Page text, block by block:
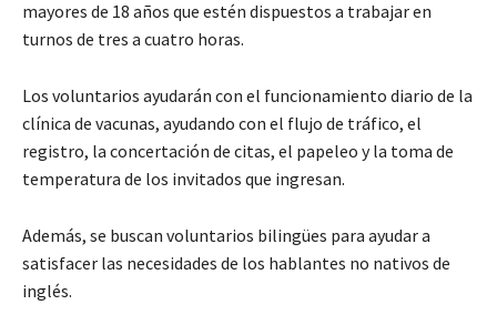
mayores de 18 años que estén dispuestos a trabajar en
turnos de tres a cuatro horas.
Los voluntarios ayudarán con el funcionamiento diario de la
clínica de vacunas, ayudando con el flujo de tráfico, el
registro, la concertación de citas, el papeleo y la toma de
temperatura de los invitados que ingresan.
Además, se buscan voluntarios bilingües para ayudar a
satisfacer las necesidades de los hablantes no nativos de
inglés.